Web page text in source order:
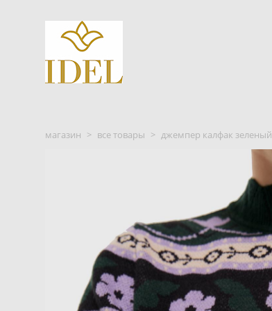
магазин > все товары > джемпер калфак зеленый